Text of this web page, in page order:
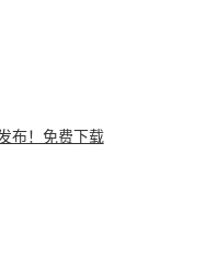
布！免费下载